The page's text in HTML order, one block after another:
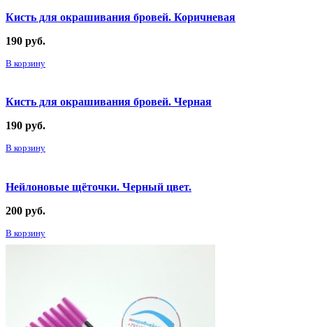
Кисть для окрашивания бровей. Коричневая
190 руб.
В корзину
Кисть для окрашивания бровей. Черная
190 руб.
В корзину
Нейлоновые щёточки. Черный цвет.
200 руб.
В корзину